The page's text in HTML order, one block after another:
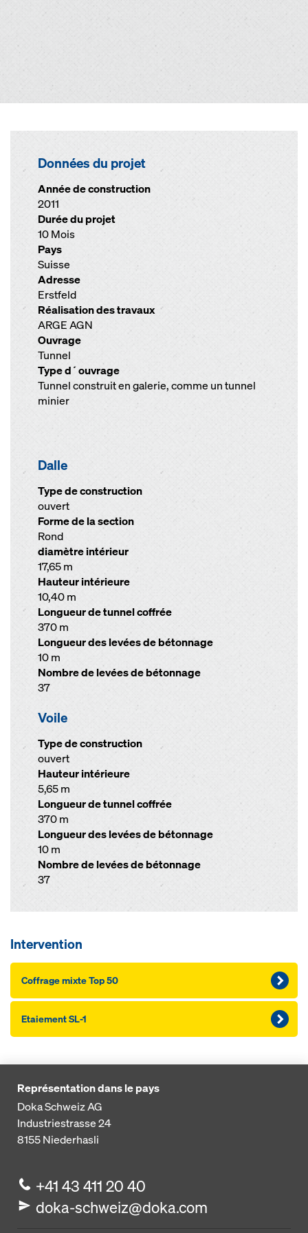
Données du projet
Année de construction
2011
Durée du projet
10 Mois
Pays
Suisse
Adresse
Erstfeld
Réalisation des travaux
ARGE AGN
Ouvrage
Tunnel
Type d´ouvrage
Tunnel construit en galerie, comme un tunnel
minier
Dalle
Type de construction
ouvert
Forme de la section
Rond
diamètre intérieur
17,65 m
Hauteur intérieure
10,40 m
Longueur de tunnel coffrée
370 m
Longueur des levées de bétonnage
10 m
Nombre de levées de bétonnage
37
Voile
Type de construction
ouvert
Hauteur intérieure
5,65 m
Longueur de tunnel coffrée
370 m
Longueur des levées de bétonnage
10 m
Nombre de levées de bétonnage
37
Intervention
Coffrage mixte Top 50
Etaiement SL-1
Représentation dans le pays
Doka Schweiz AG
Industriestrasse 24
8155Niederhasli
+41 43 411 20 40
doka-schweiz@doka.com